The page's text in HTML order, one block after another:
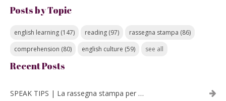
Posts by Topic
english learning (147) reading (97) rassegna stampa (86)
comprehension (80) english culture (59) see all
Recent Posts
SPEAK TIPS | La rassegna stampa per migliorare l’inglese - luglio 2026